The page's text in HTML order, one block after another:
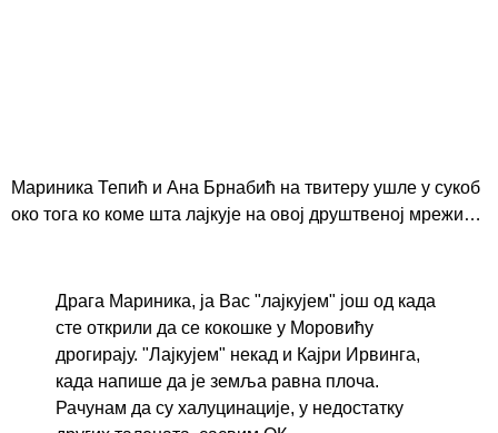
Мариника Тепић и Ана Брнабић на твитеру ушле у сукоб
око тога ко коме шта лајкује на овој друштвеној мрежи…
Драга Мариника, ја Вас "лајкујем" још од када
сте открили да се кокошке у Моровићу
дрогирају. "Лајкујем" некад и Кајри Ирвинга,
када напише да је земља равна плоча.
Рачунам да су халуцинације, у недостатку